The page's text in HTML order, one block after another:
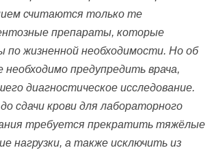
считаются только те
препараты, которые
по жизненной необходимости. Но об
необходимо предупредить врача,
диагностическое исследование.
сдачи крови для лабораторного
требуется прекратить тяжёлые
нагрузки, а также исключить из